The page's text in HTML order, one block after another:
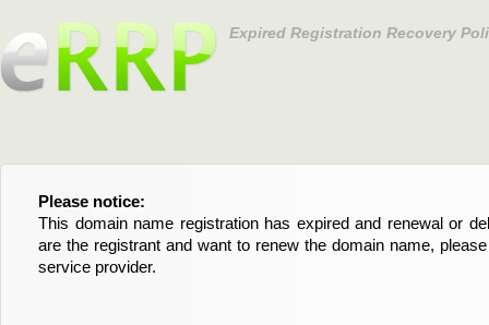
Expired Registration Recovery
Please notice:
This domain name registration has expired and renewal or
are the registrant and want to renew the domain name,
service provider.
Bitte beachten Sie:
Diese Domainregistrierung ist abgelaufen und die
Domain stehen an. Wenn Sie der Registrant sind und
verlängern möchten, kontaktieren Sie bitte Ihren Service-